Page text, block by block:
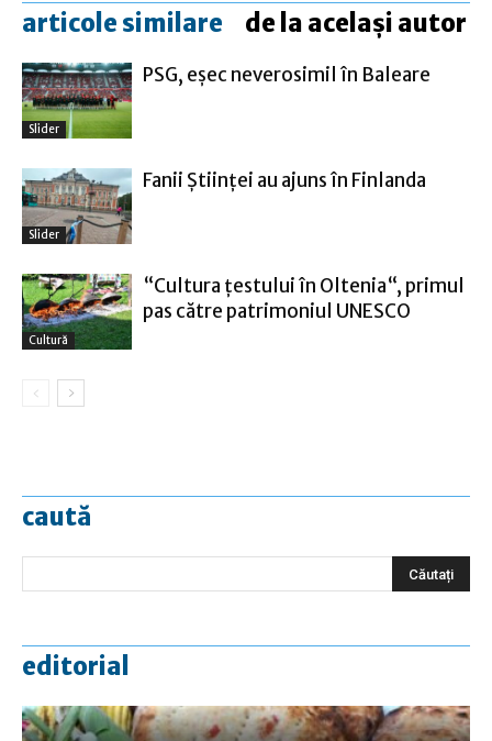
articole similare de la același autor
Slider
PSG, eşec neverosimil în Baleare
Slider
Fanii Ştiinţei au ajuns în Finlanda
Cultură
“Cultura țestului în Oltenia“, primul
pas către patrimoniul UNESCO
caută
editorial